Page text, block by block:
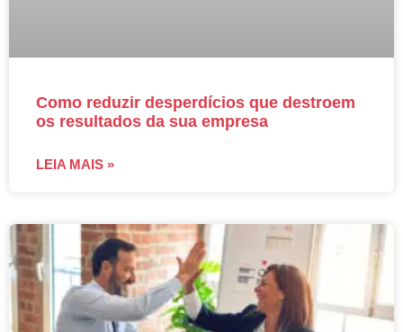
Como reduzir desperdícios que destroem
os resultados da sua empresa
LEIA MAIS »